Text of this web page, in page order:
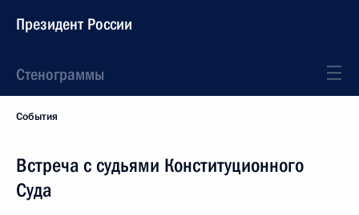
Президент России
Стенограммы
События
Встреча с судьями Конституционного
Суда